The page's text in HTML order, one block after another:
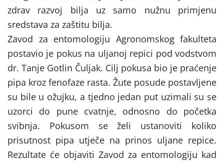
zdrav razvoj bilja uz samo nužnu primjenu
sredstava za zaštitu bilja.
Zavod za entomologiju Agronomskog fakulteta
postavio je pokus na uljanoj repici pod vodstvom
dr. Tanje Gotlin Čuljak. Cilj pokusa bio je praćenje
pipa kroz fenofaze rasta. Žute posude postavljene
su bile u ožujku, a tjedno jedan put uzimali su se
uzorci do pune cvatnje, odnosno do početka
svibnja. Pokusom se želi ustanoviti koliko
prisutnost pipa utječe na prinos uljane repice.
Rezultate će objaviti Zavod za entomologiju kad